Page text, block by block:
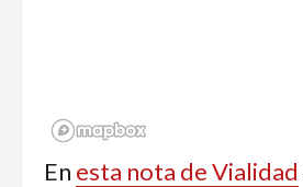
En esta nota de Vialidad